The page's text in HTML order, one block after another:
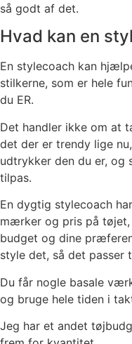
så godt af det.
Hvad kan en
En stylecoach kan
stilkerne, som er hele
du ER.
Det handler ikke om at
det der er trendy lige
udtrykker den du er, og
tilpas.
En dygtig stylecoach
mærker og pris på
budget og dine
style det, så det passer
Du får nogle basale
og bruge hele tiden i
Jeg har et andet